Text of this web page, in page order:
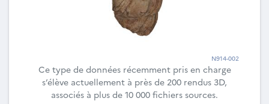
N914-002
Ce type de données récemment pris en charge
s’élève actuellement à près de 200 rendus 3D,
associés à plus de 10 000 fichiers sources.